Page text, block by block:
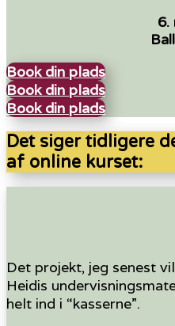
6.
Book din plads
Book din plads
Book din plads
Det siger tidligere
af online kurset:
Det projekt, jeg senest
Heidis
helt ind i “kasserne”.